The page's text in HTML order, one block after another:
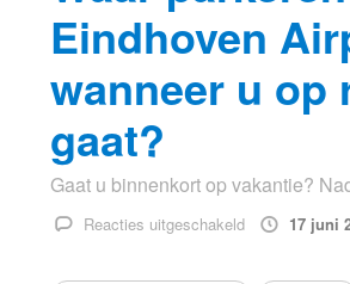
Eindhoven
wanneer u op
gaat?
Gaat u binnenkort op vakantie?
Reacties uitgeschakeldvoor
17 juni